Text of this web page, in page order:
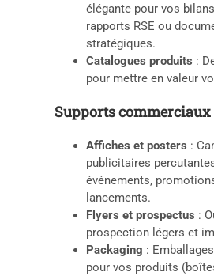
élégante pour vos
rapports RSE ou
stratégiques.
Catalogues produits :
pour mettre en valeur
Supports
Affiches et posters :
publicitaires
événements,
lancements.
Flyers et prospectus :
prospection légers et
Packaging :
pour vos produits